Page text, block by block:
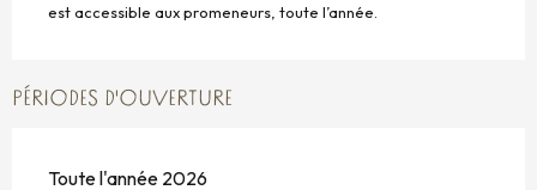
est accessible aux promeneurs, toute l’année.
PÉRIODES D'OUVERTURE
Toute l'année 2026